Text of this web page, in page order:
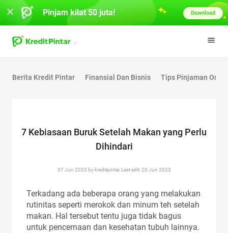
Berita Kredit Pintar Finansial Dan Bisnis Tips Pinjaman
7 Kebiasaan Buruk Setelah Makan yang Perlu
Dihindari
07 Jun 2023 by kreditpintar, Last edit: 20 Jun 2023
Terkadang ada beberapa orang yang melakukan
rutinitas seperti merokok dan minum teh setelah
makan. Hal tersebut tentu juga tidak bagus
untuk pencernaan dan kesehatan tubuh lainnya.
Pinjam kilat 50 juta! Download